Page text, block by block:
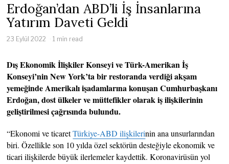
Erdoğan’dan ABD’li İş İnsanlarına
Yatırım Daveti Geldi
23 Eylül 2022 1 min read
Dış Ekonomik İlişkiler Konseyi ve Türk-Amerikan İş
Konseyi’nin New York’ta bir restoranda verdiği akşam
yemeğinde Amerikalı işadamlarına konuşan Cumhurbaşkanı
Erdoğan, dost ülkeler ve müttefikler olarak iş ilişkilerinin
geliştirilmesi çağrısında bulundu.
“Ekonomi ve ticaretTürkiye-ABD ilişkilerinin ana unsurlarından
biri. Özellikle son 10 yılda özel sektörün desteğiyle ekonomik ve
ticari ilişkilerde büyük ilerlemeler kaydettik. Koronavirüsün yol